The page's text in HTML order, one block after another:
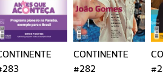
CONTINENTE
#282